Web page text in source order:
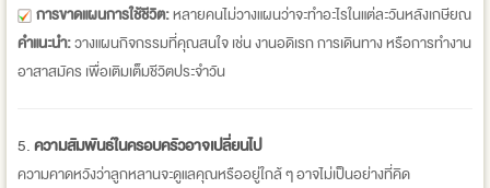
การขาดแผนการใช้ชีวิต:หลายคนไม่วางแผนว่าจะทำอะไรในแต่ละวันหลังเกษียณ
คำแนะนำ:วางแผนกิจกรรมที่คุณสนใจ เช่น งานอดิเรก การเดินทาง หรือการทำงาน
อาสาสมัคร เพื่อเติมเต็มชีวิตประจำวัน
5.ความสัมพันธ์ในครอบครัวอาจเปลี่ยนไป
ความคาดหวังว่าลูกหลานจะดูแลคุณหรืออยู่ใกล้ ๆ อาจไม่เป็นอย่างที่คิด